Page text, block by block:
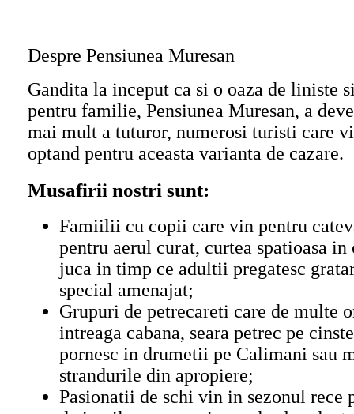
Despre Pensiunea Muresan
Gandita la inceput ca si o oaza de liniste
pentru familie, Pensiunea Muresan, a
mai mult a tuturor, numerosi turisti care
optand pentru aceasta varianta de cazare.
Musafirii nostri sunt:
Famiilii cu copii care vin pentru
pentru aerul curat, curtea spatioasa
juca in timp ce adultii pregatesc
special amenajat;
Grupuri de petrecareti care de multe
intreaga cabana, seara petrec pe
pornesc in drumetii pe Calimani sau
strandurile din apropiere;
Pasionatii de schi vin in sezonul rece